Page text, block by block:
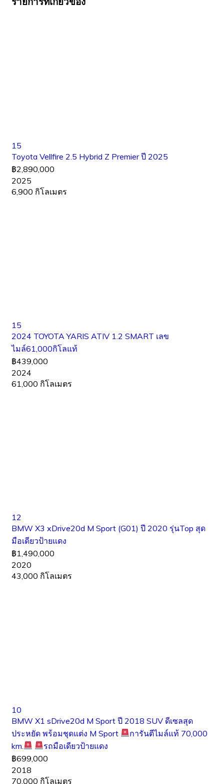
15
Toyota Vellfire 2.5 Hybrid Z Premier ปี 2025
฿2,890,000
2025
6,900 กิโลเมตร
15
2024 TOYOTA YARIS ATIV 1.2 SMART เลข
ไมล์61,000กิโลแท้
฿439,000
2024
61,000 กิโลเมตร
12
BMW X3 xDrive20d M Sport (G01) ปี 2020 รุ่นTop สุด
มือเดียวป้ายแดง
฿1,490,000
2020
43,000 กิโลเมตร
10
BMW X1 sDrive20d M Sport ปี 2018 SUV ดีเซลสุด
ประหยัด พร้อมชุดแต่ง M Sport
การันตีไมล์แท้ 70,000
km.
รถมือเดียวป้ายแดง
฿699,000
2018
70,000 กิโลเมตร